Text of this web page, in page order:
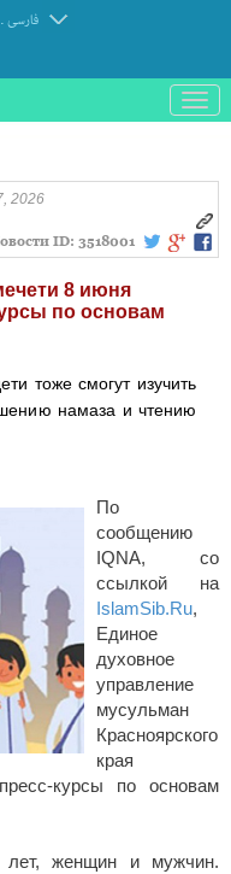
. فارسی
باز
و
کردن
2026
ID: 3518001
8 июня
по основам
тоже смогут изучить
намаза и чтению
По
сообщению
IQNA, со
ссылкой на
IslamSib.Ru,
Единое
духовное
управление
мусульман
Красноярского
края
курсы по основам
женщин и мужчин.